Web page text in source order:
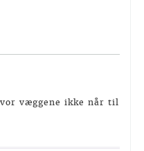
væggene ikke når til